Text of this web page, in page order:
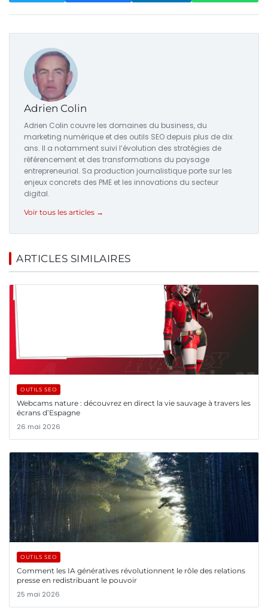
Adrien Colin
Adrien Colin couvre les domaines du business, du
marketing numérique et des outils SEO depuis plus de dix
ans. Il a notamment suivi l’évolution des stratégies de
référencement et des transformations du paysage
entrepreneurial. Sa production journalistique porte sur les
enjeux concrets des PME et les innovations du secteur
digital.
Voir tous les articles →
ARTICLES SIMILAIRES
OUTILS SEO
Webcams nature : découvrez en direct la vie sauvage à travers les
écrans d’Espagne
26 mai 2026
OUTILS SEO
Comment les IA génératives révolutionnent le rôle des relations
presse en redistribuant le pouvoir
25 mai 2026